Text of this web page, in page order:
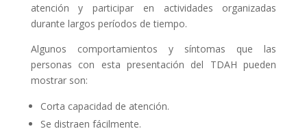
atención y participar en actividades organizadas
durante largos períodos de tiempo.
Algunos comportamientos y síntomas que las
personas con esta presentación del TDAH pueden
mostrar son:
Corta capacidad de atención.
Se distraen fácilmente.